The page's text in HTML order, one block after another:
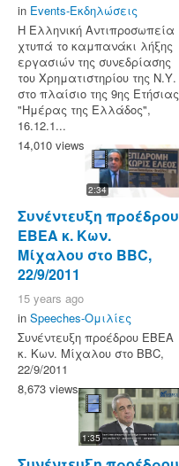
in Events-Εκδηλώσεις
Η Ελληνική Αντιπροσωπεία
χτυπά το καμπανάκι λήξης
εργασιών της συνεδρίασης
του Χρηματιστηρίου της Ν.Υ.
στο πλαίσιο της 9ης Ετήσιας
"Ημέρας της Ελλάδος",
16.12.1...
14,010 views
2:34
Συνέντευξη προέδρου
ΕΒΕΑ κ. Κων.
Μίχαλου στο BBC,
22/9/2011
15 years ago
in Speeches-Ομιλίες
Συνέντευξη προέδρου ΕΒΕΑ
κ. Κων. Μίχαλου στο BBC,
22/9/2011
8,673 views
1:35